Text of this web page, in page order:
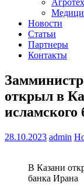
Новости
Статьи
Партнеры
Контакты
открыл в
исламского
28.10.2023 admin
В Казани
банка Ирана